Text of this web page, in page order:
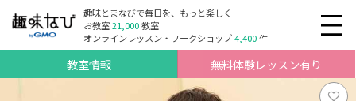
趣味とまなびで毎日を、もっと楽しく
お教室21,000教室
オンラインレッスン・ワークショップ4,400件
教室情報 無料体験レッスン有り